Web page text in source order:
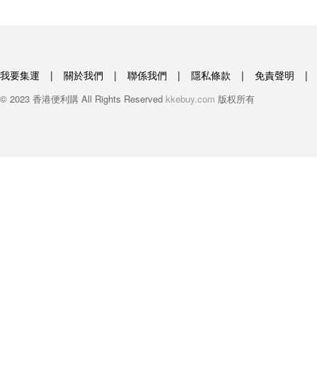
我要集運 | 關於我們 | 聯係我們 | 隱私條款 | 免責聲明 |
© 2023 香港便利購 All Rights Reserved kkebuy.com 版权所有